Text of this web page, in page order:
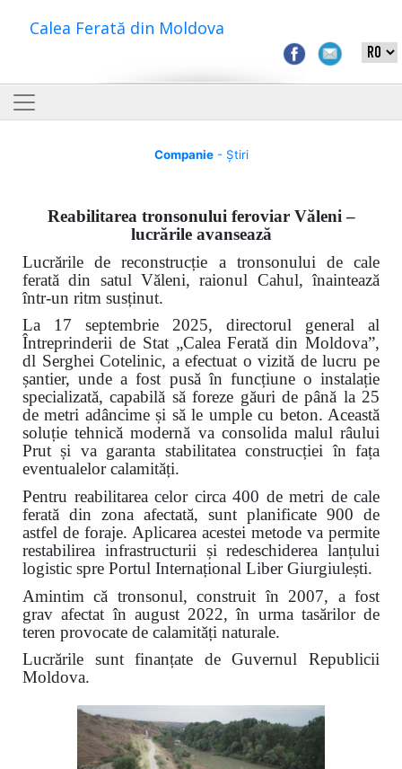
Calea Ferată din Moldova
Companie- Știri
Reabilitarea tronsonului feroviar Văleni –
lucrările avansează
Lucrările de reconstrucție a tronsonului de cale
ferată din satul Văleni, raionul Cahul, înaintează
într-un ritm susținut.
La 17 septembrie 2025, directorul general al
Întreprinderii de Stat „Calea Ferată din Moldova”,
dl Serghei Cotelinic, a efectuat o vizită de lucru pe
șantier, unde a fost pusă în funcțiune o instalație
specializată, capabilă să foreze găuri de până la 25
de metri adâncime și să le umple cu beton. Această
soluție tehnică modernă va consolida malul râului
Prut și va garanta stabilitatea construcției în fața
eventualelor calamități.
Pentru reabilitarea celor circa 400 de metri de cale
ferată din zona afectată, sunt planificate 900 de
astfel de foraje. Aplicarea acestei metode va permite
restabilirea infrastructurii și redeschiderea lanțului
logistic spre Portul Internațional Liber Giurgiulești.
Amintim că tronsonul, construit în 2007, a fost
grav afectat în august 2022, în urma tasărilor de
teren provocate de calamități naturale.
Lucrările sunt finanțate de Guvernul Republicii
Moldova.